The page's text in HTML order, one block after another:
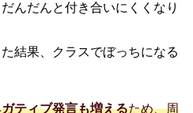
んだんと付き合いにくくなり
結果、クラスでぼっちになる
ティブ発言も増えるため、周